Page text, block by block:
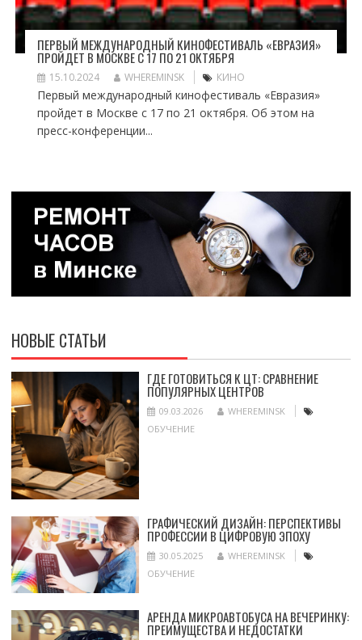
ПЕРВЫЙ МЕЖДУНАРОДНЫЙ КИНОФЕСТИВАЛЬ «ЕВРАЗИЯ»
ПРОЙДЕТ В МОСКВЕ С 17 ПО 21 ОКТЯБРЯ
15.10.2024 WHEREMINSK КИНО
Первый международный кинофестиваль «Евразия»
пройдет в Москве с 17 по 21 октября. Об этом на
пресс-конференции...
НОВЫЕ СТАТЬИ
ГДЕ ГОТОВИТЬСЯ К ЦТ: СРАВНЕНИЕ
ПОПУЛЯРНЫХ ЦЕНТРОВ
09.03.2026
WHEREMINSK
ОБУЧЕНИЕ
ГРАФИЧЕСКИЙ ДИЗАЙН: ПЕРСПЕКТИВЫ
ПРОФЕССИИ В ЦИФРОВУЮ ЭПОХУ
30.05.2025
WHEREMINSK
ОБУЧЕНИЕ
АРЕНДА МИКРОАВТОБУСА НА ВЕЧЕРИНКУ:
ПРЕИМУЩЕСТВА И НЕДОСТАТКИ